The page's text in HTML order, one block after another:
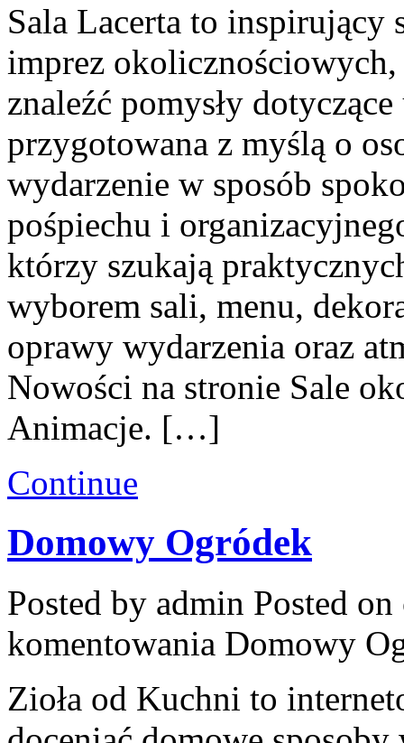
Sala Lacerta to inspirujący
imprez
znaleźć pomysły
przygotowana z myślą o
wydarzenie w sposób
pośpiechu i
którzy szukają
wyborem sali, menu,
oprawy wydarzenia oraz
Nowości na stronie Sale
Animacje. […]
Continue
Domowy Ogródek
Posted by admin Posted
komentowania Domowy
Zioła od Kuchni to